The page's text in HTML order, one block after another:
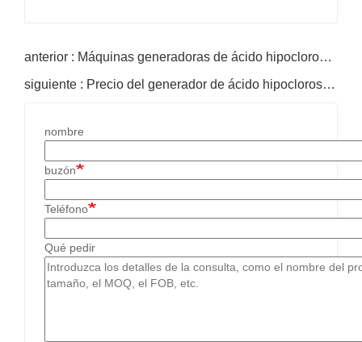
anterior : Máquinas generadoras de ácido hipocloroso para ganado
siguiente : Precio del generador de ácido hipocloroso para ganado
nombre
buzón
Teléfono
Qué pedir